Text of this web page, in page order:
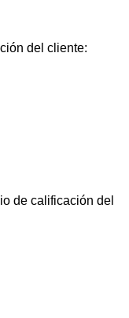
del cliente:
de calificación del